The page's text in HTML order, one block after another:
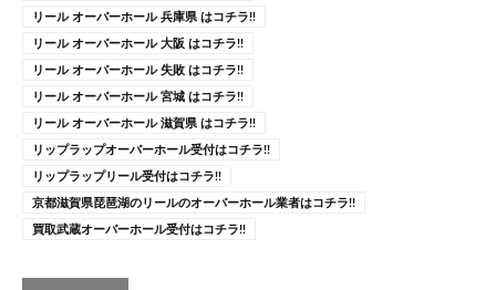
リール オーバーホール 兵庫県 はコチラ!!
リール オーバーホール 大阪 はコチラ!!
リール オーバーホール 失敗 はコチラ!!
リール オーバーホール 宮城 はコチラ!!
リール オーバーホール 滋賀県 はコチラ!!
リップラップオーバーホール受付はコチラ!!
リップラップリール受付はコチラ!!
京都滋賀県琵琶湖のリールのオーバーホール業者はコチラ!!
買取武蔵オーバーホール受付はコチラ!!